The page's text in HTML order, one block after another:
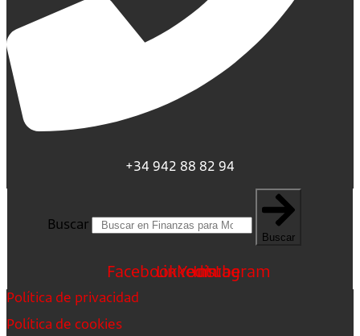
+34 942 88 82 94
Buscar
Buscar
FacebookLinkedin
Youtube
Instagram
Política de privacidad
Política de cookies